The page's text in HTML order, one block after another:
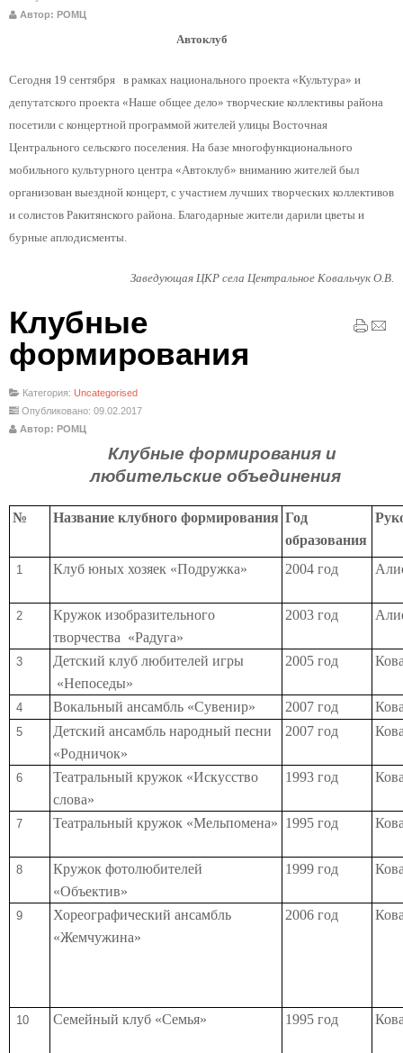
Автор: РОМЦ
Автоклуб
Сегодня 19 сентября в рамках национального проекта «Культура» и
депутатского проекта «Наше общее дело» творческие коллективы района
посетили с концертной программой жителей улицы Восточная
Центрального сельского поселения. На базе многофункционального
мобильного культурного центра «Автоклуб» вниманию жителей был
организован выездной концерт, с участием лучших творческих коллективов
и солистов Ракитянского района. Благодарные жители дарили цветы и
бурные аплодисменты.
Заведующая ЦКР села Центральное Ковальчук О.В.
Клубные
формирования
Категория: Uncategorised
Опубликовано: 09.02.2017
Автор: РОМЦ
Клубные формирования и
любительские объединения
№ Название клубного формирования Год
образования
1 Клуб юных хозяек«Подружка» 2004 год
2
Кружок изобразительного
творчества «Радуга»
2003 год
3
Детский клуб любителей игры
«Непоседы»
2005 год
4 Вокальный ансамбль «Сувенир» 2007 год
5
Детский ансамбль народный песни
«Родничок»
2007 год
6
Театральный кружок «Искусство
слова»
1993 год
7 Театральный кружок «Мельпомена» 1995 год
8
Кружок фотолюбителей
«Объектив»
1999 год
9
Хореографический ансамбль
«Жемчужина»
2006 год
10 Семейный клуб «Семья» 1995 год